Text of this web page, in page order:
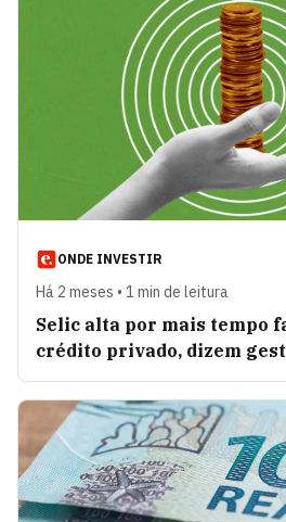
ONDE INVESTIR
Há 2 meses • 1 min de leitura
Selic alta por mais tempo
crédito privado, dizem